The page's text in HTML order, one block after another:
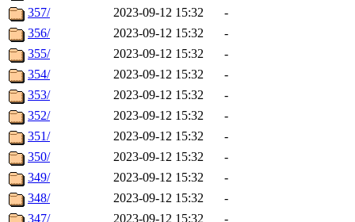
357/
2023-09-12 15:32
-
356/
2023-09-12 15:32
-
355/
2023-09-12 15:32
-
354/
2023-09-12 15:32
-
353/
2023-09-12 15:32
-
352/
2023-09-12 15:32
-
351/
2023-09-12 15:32
-
350/
2023-09-12 15:32
-
349/
2023-09-12 15:32
-
348/
2023-09-12 15:32
-
347/
2023-09-12 15:32
-